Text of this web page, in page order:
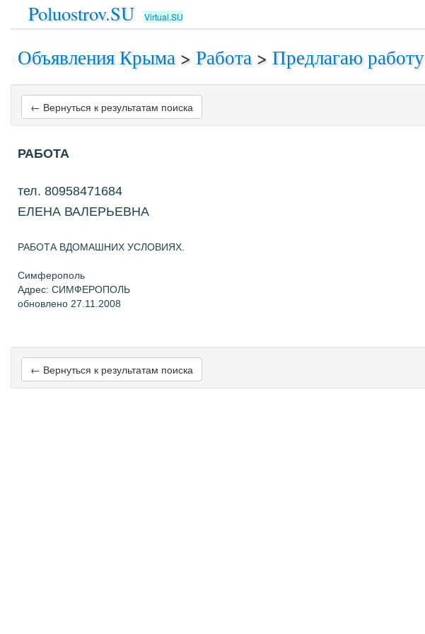
Poluostrov.SU Virtual.SU
Объявления Крыма > Работа > Предлагаю работу
← Вернуться к результатам поиска
РАБОТА
тел. 80958471684
ЕЛЕНА ВАЛЕРЬЕВНА
РАБОТА ВДОМАШНИХ УСЛОВИЯХ.
Симферополь
Адрес: СИМФЕРОПОЛЬ
обновлено 27.11.2008
← Вернуться к результатам поиска